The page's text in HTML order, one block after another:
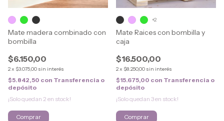
Mate madera combinado con
bombilla
$6.150,00
2x $3.075,00 sin interés
$5.842,50 con Transferencia o
depósito
¡Solo quedan 2 en stock!
Comprar
Mate Raices con bombilla y
caja
$16.500,00
2x $8.250,00 sin interés
$15.675,00 con Transferencia o
depósito
¡Solo quedan 3en stock!
+2
Comprar